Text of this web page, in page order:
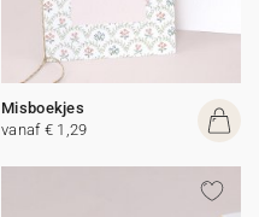
Misboekjes
vanaf € 1,29